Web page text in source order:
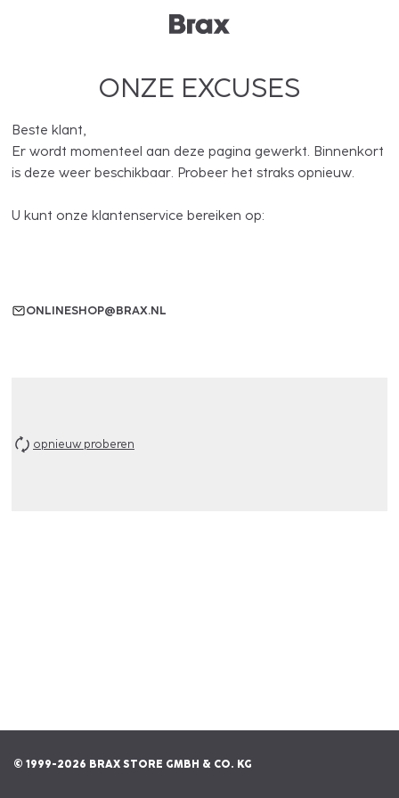
ONZE EXCUSES
Beste klant,
Er wordt momenteel aan deze pagina gewerkt. Binnenkort
is deze weer beschikbaar. Probeer het straks opnieuw.
U kunt onze klantenservice bereiken op:
ONLINESHOP@BRAX.NL
opnieuw proberen
© 1999-2026 BRAX STORE GMBH & CO. KG